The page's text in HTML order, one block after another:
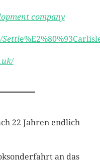
company
22 Jahren endlich
an das